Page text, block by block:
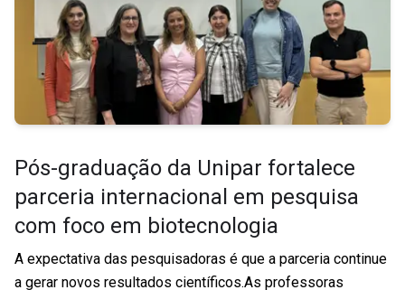
Pós-graduação da Unipar fortalece
parceria internacional em pesquisa
com foco em biotecnologia
A expectativa das pesquisadoras é que a parceria continue
a gerar novos resultados científicos.As professoras